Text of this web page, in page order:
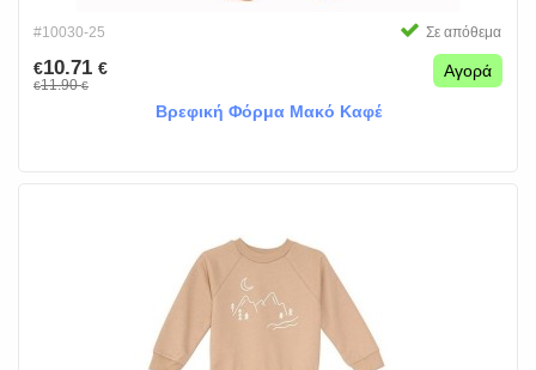
#10030-25 Σε απόθεμα
€10.71 €
€11.90€
Αγορά
Βρεφική Φόρμα Μακό Καφέ